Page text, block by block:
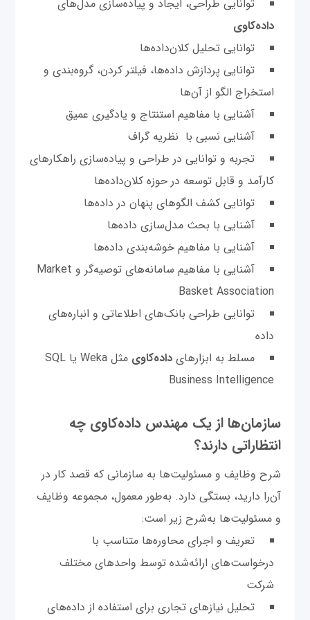
توانایی طراحی، ایجاد و پیاده‌سازی مدل‌های
داده‌کاوی
توانایی تحلیل کلان‌داده‌ها
توانایی پردازش داده‌ها، فیلتر کردن، گروه‌بندی و
استخراج الگو از آن‌ها
آشنایی با مفاهیم استنتاج و یادگیری عمیق
آشنایی نسبی با نظریه گراف
تجربه و توانایی در طراحی و پیاده‌سازی راهکارهای
کارآمد و قابل توسعه در حوزه کلان‌داده‌ها
توانایی کشف الگوهای پنهان در داده‌ها
آشنایی با بحث مدل‌سازی داده‌ها
آشنایی با مفاهیم خوشه‌بندی داده‌ها
آشنایی با مفاهیم سامانه‌های توصیه‌گر و Market
Basket Association
توانایی طراحی بانک‌های اطلاعاتی و انباره‌های
داده
مسلط به ابزارهایداده‌کاوی
مثل Weka یا SQL
Business Intelligence
سازمان‌ها از یک مهندس داده‌کاوی چه
انتظاراتی دارند؟
شرح وظایف و مسئولیت‌ها به سازمانی که قصد کار در
آن‌را دارید، بستگی دارد. به‌طور معمول، مجموعه وظایف
و مسئولیت‌ها به‌شرح زیر است:
تعریف و اجرای محاوره‌ها متناسب با
درخواست‌های ارائه‌شده توسط واحدهای مختلف
شرکت
تحلیل نیازهای تجاری برای استفاده از داده‌های